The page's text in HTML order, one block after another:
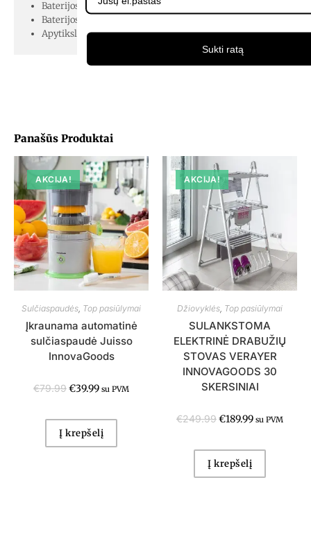
Panašūs Produktai
AKCIJA!
Sulčiaspaudės, Top pasiūlymai
Įkraunama automatinė
sulčiaspaudė Juisso
InnovaGoods
€79.99€39.99 su PVM
Į krepšelį
AKCIJA!
Džiovyklės, Top pasiūlymai
SULANKSTOMA
ELEKTRINĖ DRABUŽIŲ
STOVAS VERAYER
INNOVAGOODS 30
SKERSINIAI
€249.99€189.99 su PVM
Į krepšelį
Baterijos tipas: CR2032
Baterijos pridedamos: Taip
Apytiksliai matmenys: 23,2 x 1,3 x 6,5 cm
Sukti ratą